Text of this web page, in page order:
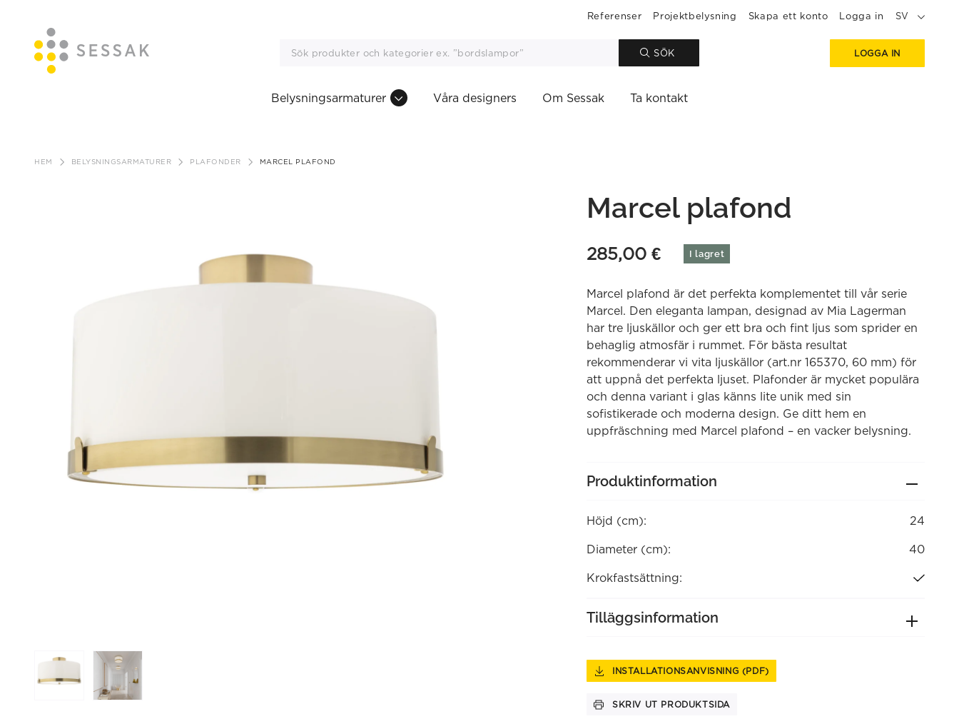
Referenser Projektbelysning Skapa ett konto Logga in SV
SÖK LOGGA IN
Belysningsarmaturer Våra designers Om Sessak Ta kontakt
HEM BELYSNINGSARMATURER PLAFONDER MARCEL PLAFOND
Marcel plafond
285,00 € I lagret
Marcel plafond är det perfekta komplementet till vår serie
Marcel. Den eleganta lampan, designad av Mia Lagerman
har tre ljuskällor och ger ett bra och fint ljus som sprider en
behaglig atmosfär i rummet. För bästa resultat
rekommenderar vi vita ljuskällor (art.nr 165370, 60 mm) för
att uppnå det perfekta ljuset. Plafonder är mycket populära
och denna variant i glas känns lite unik med sin
sofistikerade och moderna design. Ge ditt hem en
uppfräschning med Marcel plafond – en vacker belysning.
Produktinformation
Höjd (cm): 24
Diameter (cm): 40
Krokfastsättning:
Tilläggsinformation
INSTALLATIONSANVISNING (PDF)
SKRIV UT PRODUKTSIDA